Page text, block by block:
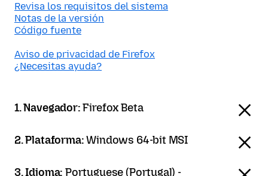
Revisa los requisitos del sistema
Notas de la versión
Código fuente
Aviso de privacidad de Firefox
¿Necesitas ayuda?
1. Navegador:Firefox Beta
2. Plataforma:Windows 64-bit MSI
3. Idioma:Portuguese (Portugal) -